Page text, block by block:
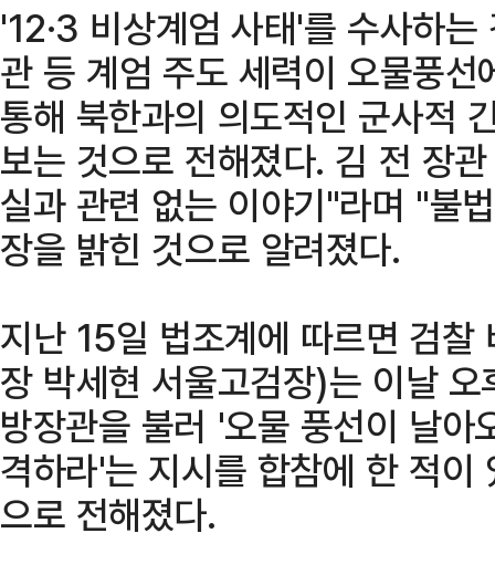
'12·3 비상계엄 사태'를 수사하
관 등 계엄 주도 세력이 오물풍
통해 북한과의 의도적인 군사적
보는 것으로 전해졌다. 김 전 장
실과 관련 없는 이야기"라며 "불
장을 밝힌 것으로 알려졌다.
지난 15일 법조계에 따르면 검찰
장 박세현 서울고검장)는 이날
방장관을 불러 '오물 풍선이 날
격하라'는 지시를 합참에 한 적이
으로 전해졌다.